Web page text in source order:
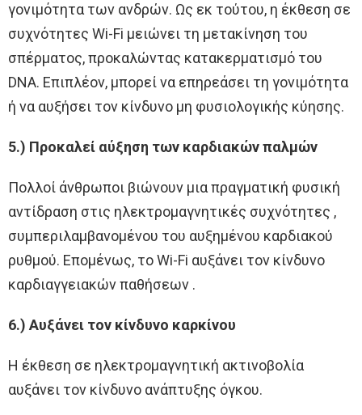
γονιμότητα των ανδρών. Ως εκ τούτου, η έκθεση σε
συχνότητες Wi-Fi μειώνει τη μετακίνηση του
σπέρματος, προκαλώντας κατακερματισμό του
DNA. Επιπλέον, μπορεί να επηρεάσει τη γονιμότητα
ή να αυξήσει τον κίνδυνο μη φυσιολογικής κύησης.
5.) Προκαλεί αύξηση των καρδιακών παλμών
Πολλοί άνθρωποι βιώνουν μια πραγματική φυσική
αντίδραση στις ηλεκτρομαγνητικές συχνότητες ,
συμπεριλαμβανομένου του αυξημένου καρδιακού
ρυθμού. Επομένως, το Wi-Fi αυξάνει τον κίνδυνο
καρδιαγγειακών παθήσεων .
6.) Αυξάνει τον κίνδυνο καρκίνου
Η έκθεση σε ηλεκτρομαγνητική ακτινοβολία
αυξάνει τον κίνδυνο ανάπτυξης όγκου.